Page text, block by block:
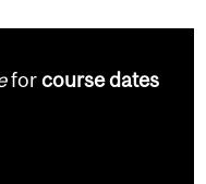
forcourse dates